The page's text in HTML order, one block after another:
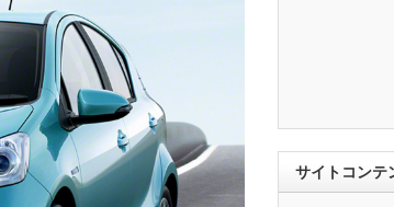
サイトコンテ